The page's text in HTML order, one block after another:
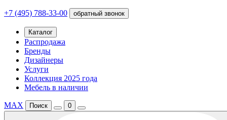
+7 (495) 788-33-00 обратный звонок
Каталог
Распродажа
Бренды
Дизайнеры
Услуги
Коллекция 2025 года
Мебель в наличии
MAX Поиск 0